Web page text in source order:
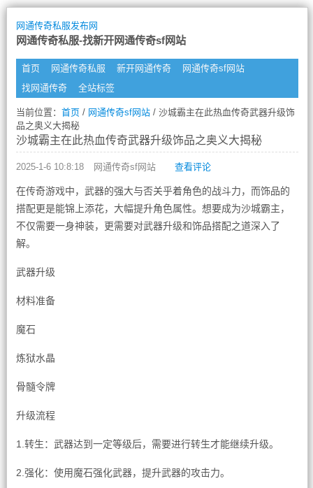
网通传奇私服发布网
网通传奇私服-找新开网通传奇sf网站
首页 网通传奇私服 新开网通传奇
网通传奇sf网站
找网通传奇
全站标签
当前位置： 首页/ 网通传奇sf网站/ 沙城霸主在此热血传奇武器升级饰
品之奥义大揭秘
沙城霸主在此热血传奇武器升级饰品之奥义大揭秘
2025-1-6 10:8:18 网通传奇sf网站 查看评论
在传奇游戏中，武器的强大与否关乎着角色的战斗力，而饰品的
搭配更是能锦上添花，大幅提升角色属性。想要成为沙城霸主，
不仅需要一身神装，更需要对武器升级和饰品搭配之道深入了
解。
武器升级
材料准备
魔石
炼狱水晶
骨髓令牌
升级流程
1.转生：武器达到一定等级后，需要进行转生才能继续升级。
2.强化：使用魔石强化武器，提升武器的攻击力。